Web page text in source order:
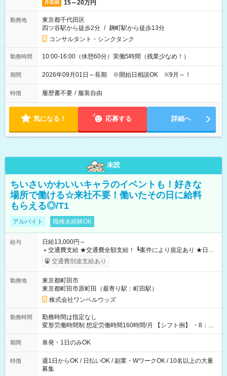
月収例 15～20万円
勤務地
東京都千代田区
四ツ谷駅から徒歩2分 / 麹町駅から徒歩13分
コンサルタント・シンクタンク
勤務時間 10:00-16:00（休憩60分）実働5時間（残業少なめ！）
期間 2026年09月01日～長期 ※開始日相談OK ※9月～！
特徴 履歴書不要 / 服装自由
気になる！ 応募する 詳細へ
未読
ちいさいかわいいキャラのイベントも！好きな
場所で働ける☆来社不要！働いたその日に給料
もらえる◎/T1
アルバイト 職種未経験OK
給与
日給13,000円～
＋交通費支給 ★交通費全額支給！ ┗案件により規定あり ★日払
いOK！（規定あり） ┗働いたその日に現金GET♪ お仕事後はコ
ンビニATMから 日払い分を引き落とせます！ 【試用期間】試
交通費別途支給あり
勤務地
東京都町田市
東京都町田市原町田（最寄り駅：町田駅）
株式会社ワンベルウッズ
勤務時間
勤務時間は指定なし
変形労働時間制 想定労働時間160時間/月 【シフト例】 ・8：00
～21：00
期間 単発・1日のみOK
特徴
週1日からOK / 日払いOK / 副業・WワークOK / 10名以上の大量
募集